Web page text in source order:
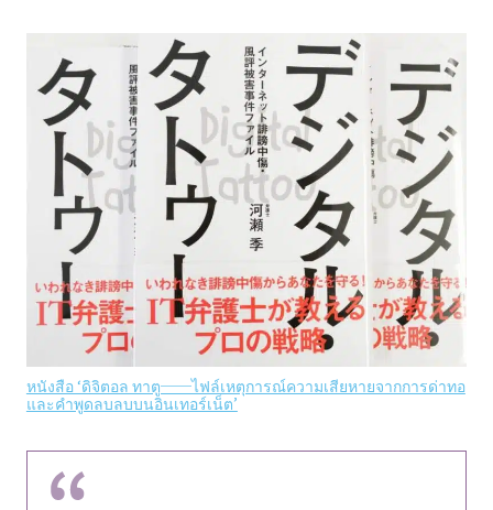
หนังสือ ‘ดิจิตอล ทาตู──ไฟล์เหตุการณ์ความเสียหายจากการด่าทอ
และคำพูดลบลบบนอินเทอร์เน็ต’